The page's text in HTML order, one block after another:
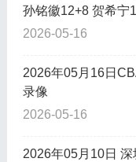
孙铭徽12+8 贺希宁
2026-05-16
2026年05月16日
录像
2026-05-16
2026年05月10日